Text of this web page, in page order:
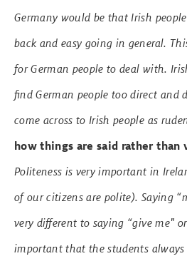
Germany would be that Irish
back and easy going in general.
for German people to deal with.
find German people too direct and
come across to Irish people as
how things are said rather than
Politeness is very important in
of our citizens are polite). Saying
very different to saying “give me"
important that the students always